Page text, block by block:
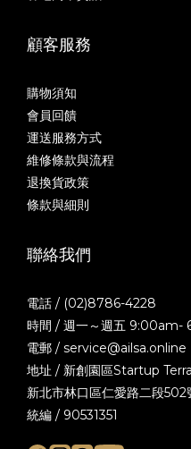
顧客服務
購物須知
會員回饋
運送服務方式
維修條款與流程
退換貨政策
條款與細則
聯絡我們
電話 / (02)8786-4228
時間 / 週一～週五 9:00am-
電郵 / service@ailsa.online
地址 / 新創園區Startup
新北市林口區仁愛路二段502
統編 / 90531351